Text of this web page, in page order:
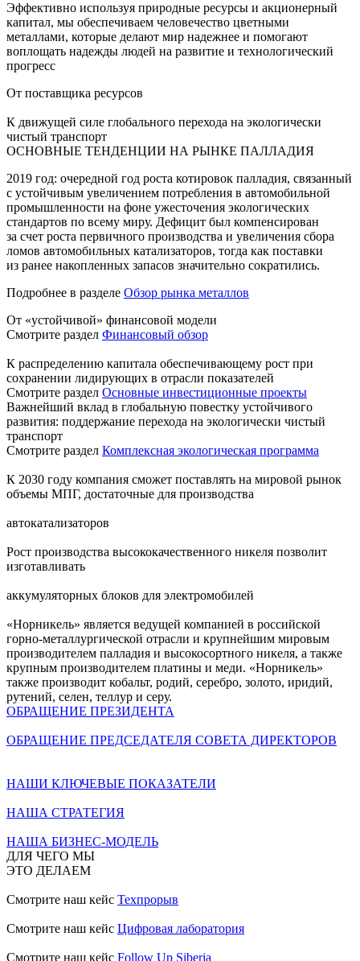
Эффективно используя природные ресурсы и акционерный
капитал, мы обеспечиваем человечество цветными
металлами, которые делают мир надежнее и помогают
воплощать надежды людей на развитие и технологический
прогресс
От поставщика ресурсов
К движущей силе глобального перехода на экологически
чистый транспорт
ОСНОВНЫЕ ТЕНДЕНЦИИ НА РЫНКЕ ПАЛЛАДИЯ
2019 год: очередной год роста котировок палладия, связанный
с устойчивым увеличением потребления в автомобильной
промышленности на фоне ужесточения экологических
стандартов по всему миру. Дефицит был компенсирован
за счет роста первичного производства и увеличения сбора
ломов автомобильных катализаторов, тогда как поставки
из ранее накопленных запасов значительно сократились.
Подробнее в разделе Обзор рынка металлов
От «устойчивой» финансовой модели
Смотрите раздел Финансовый обзор
К распределению капитала обеспечивающему рост при
сохранении лидирующих в отрасли показателей
Смотрите раздел Основные инвестиционные проекты
Важнейший вклад в глобальную повестку устойчивого
развития: поддержание перехода на экологически чистый
транспорт
Смотрите раздел Комплексная экологическая программа
К 2030 году компания сможет поставлять на мировой рынок
объемы МПГ, достаточные для производства
автокатализаторов
Рост производства высококачественного никеля позволит
изготавливать
аккумуляторных блоков для электромобилей
«Норникель» является ведущей компанией в российской
горно-металлургической отрасли и крупнейшим мировым
производителем палладия и высокосортного никеля, а также
крупным производителем платины и меди. «Норникель»
также производит кобальт, родий, серебро, золото, иридий,
рутений, селен, теллур и серу.
ОБРАЩЕНИЕ ПРЕЗИДЕНТА
ОБРАЩЕНИЕ ПРЕДСЕДАТЕЛЯ СОВЕТА ДИРЕКТОРОВ
НАШИ КЛЮЧЕВЫЕ ПОКАЗАТЕЛИ
НАША СТРАТЕГИЯ
НАША БИЗНЕС-МОДЕЛЬ
ДЛЯ ЧЕГО МЫ
ЭТО ДЕЛАЕМ
Смотрите наш кейс Техпрорыв
Смотрите наш кейс Цифровая лаборатория
Смотрите наш кейс Follow Up Siberia